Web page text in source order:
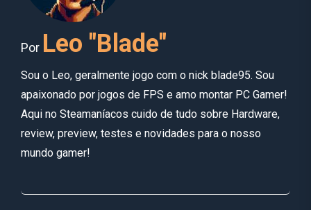
Por Leo "Blade"
Sou o Leo, geralmente jogo com o nick blade95. Sou
apaixonado por jogos de FPS e amo montar PC Gamer!
Aqui no Steamaníacos cuido de tudo sobre Hardware,
review, preview, testes e novidades para o nosso
mundo gamer!